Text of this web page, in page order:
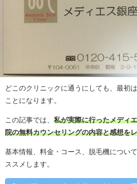
どこのクリニックに通うにしても、最初
ことになります。
この記事では、 私が実際に行ったメディ
院の無料カウンセリングの内容と感想を
基本情報、料金・コース、脱毛機につい
ススメします。